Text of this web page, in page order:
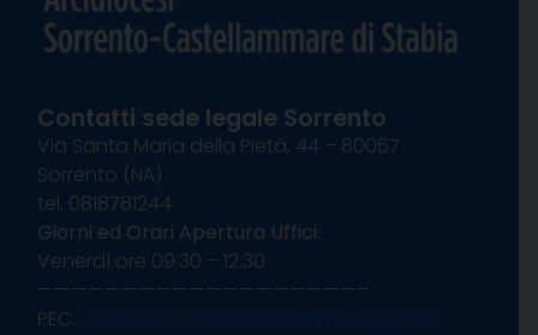
Contatti sede legale Sorrento
Via Santa Maria della Pietà, 44 – 80067
Sorrento (NA)
tel. 0818781244
Giorni ed Orari Apertura Uffici:
Venerdì ore 09:30 – 12:30
———————————————————–
PEC: